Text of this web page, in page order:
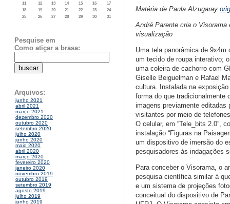
11
12 13 14 15 16
17
18
19 20 21 22 23
24
25
26 27 28 29 30 31
Pesquise em
Como atiçar a brasa:
Arquivos:
junho 2021
abril 2021
março 2021
dezembro 2020
outubro 2020
setembro 2020
julho 2020
junho 2020
maio 2020
abril 2020
março 2020
fevereiro 2020
janeiro 2020
novembro 2019
outubro 2019
setembro 2019
agosto 2019
julho 2019
junho 2019
Matéria de Paula Alzugaray
André Parente cria o
visualização
Uma tela panorâmica de
um tecido de roupa interativo;
uma coleira de cachorro com
Giselle Beiguelman e Rafael
cultura. Instalada na exposição
forma do que tradicionalmente
imagens previamente editadas
visitantes por meio de
O celular, em “Tele_bits 2.0”,
instalação “Figuras na
um dispositivo de imersão do
pesquisadores às indagações
Para conceber o Visorama, o
pesquisa científica similar à
e um sistema de projeções
conceitual do dispositivo de